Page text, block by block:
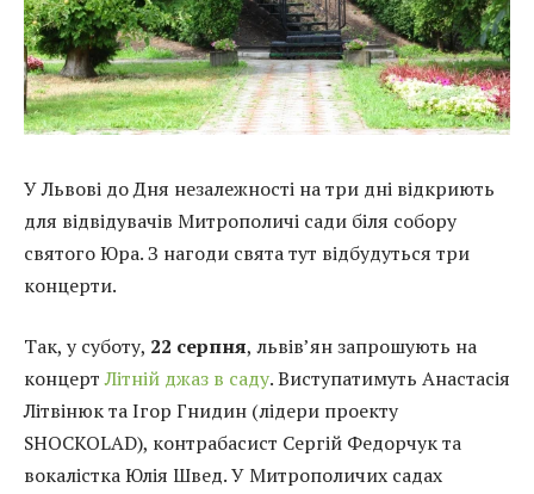
У Львові до Дня незалежності на три дні відкриють
для відвідувачів Митрополичі сади біля собору
святого Юра. З нагоди свята тут відбудуться три
концерти.
Так, у суботу, 22 серпня, львів’ян запрошують на
концертЛітній джаз в саду. Виступатимуть Анастасія
Літвінюк та Ігор Гнидин (лідери проекту
SHOCKOLAD), контрабасист Сергій Федорчук та
вокалістка Юлія Швед. У Митрополичих садах